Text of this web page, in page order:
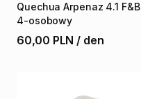
Quechua Arpenaz 4.1 F&B
4-osobowy
60,00 PLN / den